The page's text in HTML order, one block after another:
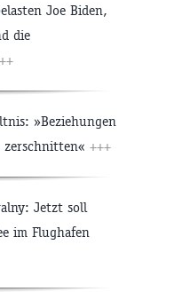
Joe Biden,
die
»Beziehungen
zerschnitten« +++
Jetzt soll
im Flughafen